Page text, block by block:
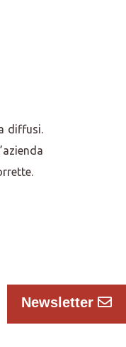
Newsletter
diffusi.